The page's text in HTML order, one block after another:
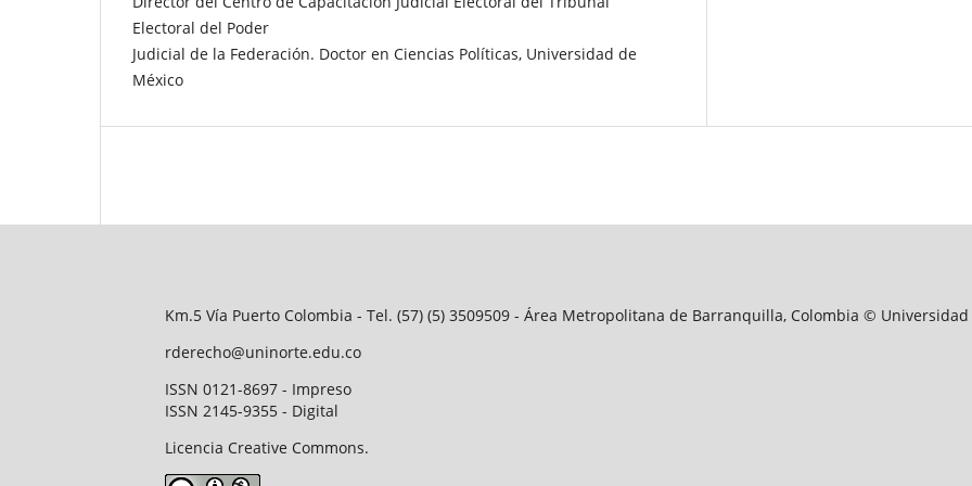
Electoral del Poder
Judicial de la Federación. Doctor en Ciencias Políticas, Universidad de
México
Km.5 Vía Puerto Colombia - Tel. (57) (5) 3509509 - Área Metropolitana de Barranquilla, Colombia ©
rderecho@uninorte.edu.co
ISSN 0121-8697 - Impreso
ISSN 2145-9355 - Digital
Licencia Creative Commons.